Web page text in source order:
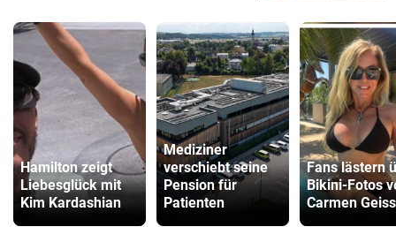
Hamilton zeigt
Liebesglück mit
Kim Kardashian
Mediziner
verschiebt seine
Pension für
Patienten
Fans lästern
Bikini-Fotos
Carmen Geiss